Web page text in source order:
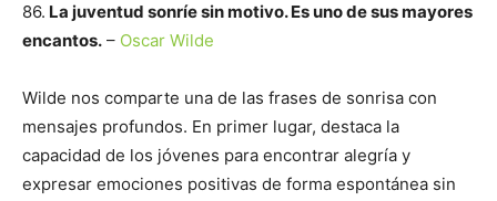
86. La juventud sonríe sin motivo. Es uno de sus mayores
encantos. – Oscar Wilde
Wilde nos comparte una de las frases de sonrisa con
mensajes profundos. En primer lugar, destaca la
capacidad de los jóvenes para encontrar alegría y
expresar emociones positivas de forma espontánea sin